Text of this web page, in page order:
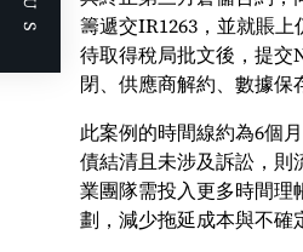
籌遞交IR1263，並就賬
待取得稅局批文後，提交
閉、供應商解約、數據保
此案例的時間線約為6個
債結清且未涉及訴訟，則
業團隊需投入更多時間理
劃，減少拖延成本與不確